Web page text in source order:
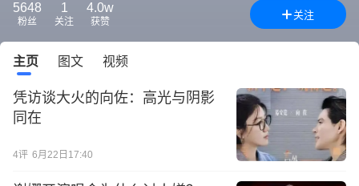
5648
粉丝
1
关注
4.0w
获赞
关注
主页 图文 视频
凭访谈大火的向佐：高光与阴影
同在
4评 6月22日17:40